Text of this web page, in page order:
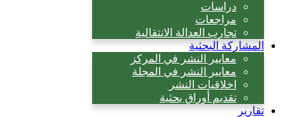
دراسات
مراجعات
تجارب العدالة الانتقالية
المشاركة البحثية
معايير النشر في المركز
معايير النشر في المجلة
اخلاقيات النشر
تقديم أوراق بحثية
تقارير